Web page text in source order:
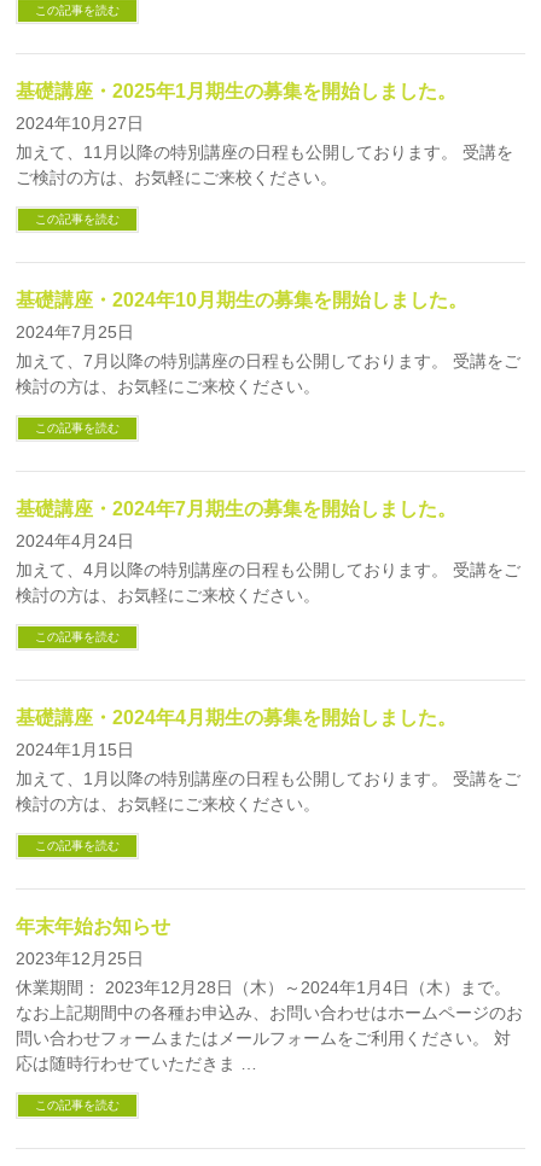
この記事を読む
基礎講座・2025年1月期生の募集を開始しました。
2024年10月27日
加えて、11月以降の特別講座の日程も公開しております。 受講を
ご検討の方は、お気軽にご来校ください。
この記事を読む
基礎講座・2024年10月期生の募集を開始しました。
2024年7月25日
加えて、7月以降の特別講座の日程も公開しております。 受講をご
検討の方は、お気軽にご来校ください。
この記事を読む
基礎講座・2024年7月期生の募集を開始しました。
2024年4月24日
加えて、4月以降の特別講座の日程も公開しております。 受講をご
検討の方は、お気軽にご来校ください。
この記事を読む
基礎講座・2024年4月期生の募集を開始しました。
2024年1月15日
加えて、1月以降の特別講座の日程も公開しております。 受講をご
検討の方は、お気軽にご来校ください。
この記事を読む
年末年始お知らせ
2023年12月25日
休業期間： 2023年12月28日（木）～2024年1月4日（木）まで。
なお上記期間中の各種お申込み、お問い合わせはホームページのお
問い合わせフォームまたはメールフォームをご利用ください。 対
応は随時行わせていただきま …
この記事を読む